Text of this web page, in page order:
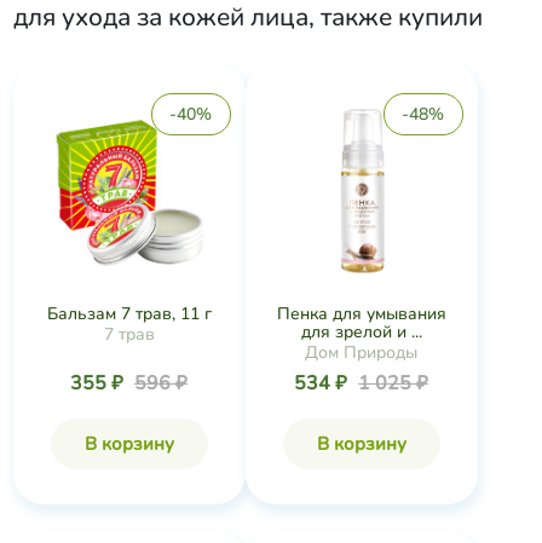
для ухода за кожей лица, также купили
-40%
Бальзам 7 трав, 11 г
7 трав
355 ₽ 596 ₽
В корзину
-48%
Пенка для умывания
для зрелой и ...
Дом Природы
534 ₽ 1 025 ₽
В корзину